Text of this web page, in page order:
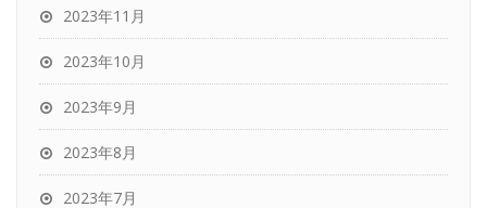
2023年11月
2023年10月
2023年9月
2023年8月
2023年7月